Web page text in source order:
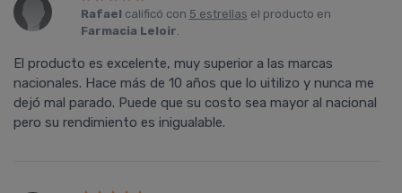
Rafael calificó con 5 estrellas el producto en
Farmacia Leloir.
El producto es excelente, muy superior a las marcas
nacionales. Hace más de 10 años que lo uitilizo y nunca me
dejó mal parado. Puede que su costo sea mayor al nacional
pero su rendimiento es inigualable.